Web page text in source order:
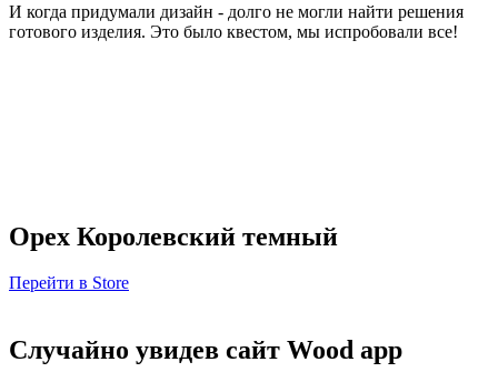
И когда придумали дизайн - долго не могли найти решения
готового изделия. Это было квестом, мы испробовали все!
Орех Королевский темный
Перейти в Store
Случайно увидев сайт Wood app